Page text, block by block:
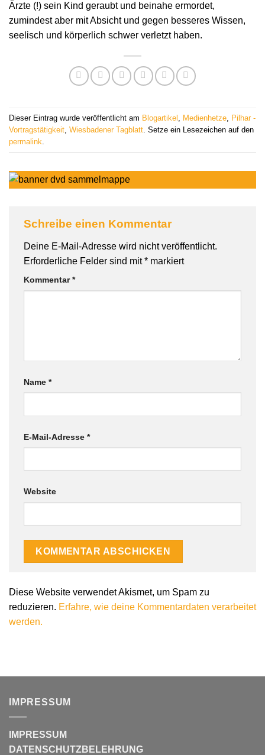
Ärzte (!) sein Kind geraubt und beinahe ermordet,
zumindest aber mit Absicht und gegen besseres Wissen,
seelisch und körperlich schwer verletzt haben.
Dieser Eintrag wurde veröffentlicht am Blogartikel Medienhetze Pilhar -
Vortragstätigkeit Wiesbadener Tagblatt . Setze ein Lesezeichen auf den
permalink
Schreibe einen Kommentar
Deine E-Mail-Adresse wird nicht veröffentlicht.
Erforderliche Felder sind mit* markiert
Kommentar*
Name *
E-Mail-Adresse *
Website
Diese Website verwendet Akismet, um Spam zu
reduzieren. Erfahre, wie deine Kommentardaten verarbeitet
werden.
IMPRESSUM
IMPRESSUM
DATENSCHUTZBELEHRUNG